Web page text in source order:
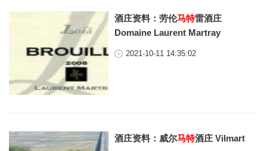
酒庄资料：劳伦马特雷酒庄
Domaine Laurent Martray
2021-10-11 14:35:02
酒庄资料：威尔马特酒庄 Vilmart